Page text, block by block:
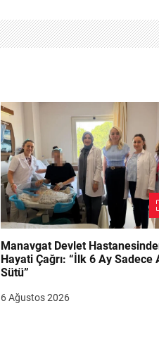
Manavgat Devlet
Hayati Çağrı: “İlk 6 Ay Sadece
Sütü”
6 Ağustos 2026